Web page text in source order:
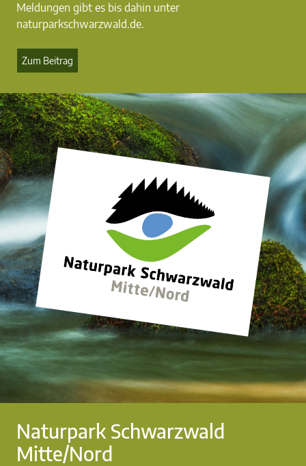
Meldungen gibt es bis dahin unter
naturparkschwarzwald.de.
Zum Beitrag
Naturpark Schwarzwald
Mitte/Nord